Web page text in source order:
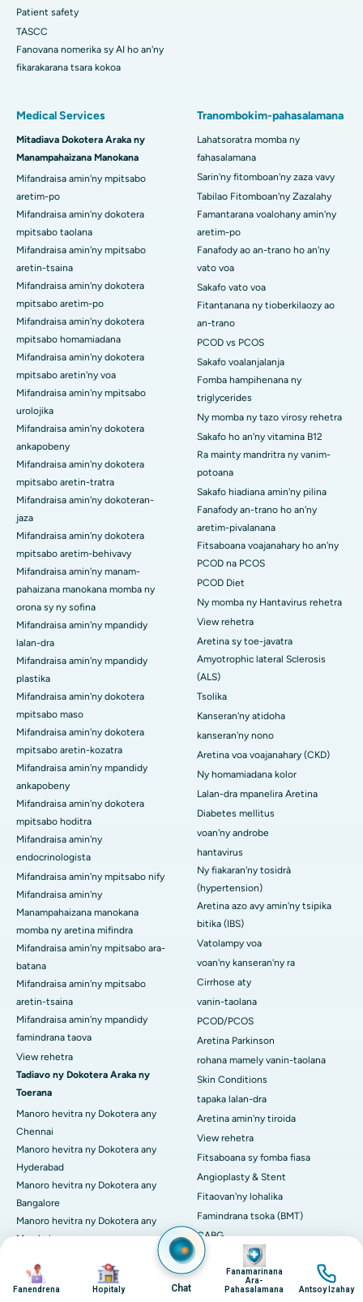
Image
Fanendrena
Image
Hopitaly Chat
Image
Fanamarinana
Ara-
Pahasalamana
Image
Antsoy Izahay
Patient safety
TASCC
Fanovana nomerika sy AI ho an'ny
fikarakarana tsara kokoa
Medical Services
Mitadiava Dokotera Araka ny
Manampahaizana Manokana
Mifandraisa amin'ny mpitsabo
aretim-po
Mifandraisa amin'ny dokotera
mpitsabo taolana
Mifandraisa amin'ny mpitsabo
aretin-tsaina
Mifandraisa amin'ny dokotera
mpitsabo aretim-po
Mifandraisa amin'ny dokotera
mpitsabo homamiadana
Mifandraisa amin'ny dokotera
mpitsabo aretin'ny voa
Mifandraisa amin'ny mpitsabo
urolojika
Mifandraisa amin'ny dokotera
ankapobeny
Mifandraisa amin'ny dokotera
mpitsabo aretin-tratra
Mifandraisa amin'ny dokoteran-
jaza
Mifandraisa amin'ny dokotera
mpitsabo aretim-behivavy
Mifandraisa amin'ny manam-
pahaizana manokana momba ny
orona sy ny sofina
Mifandraisa amin'ny mpandidy
lalan-dra
Mifandraisa amin'ny mpandidy
plastika
Mifandraisa amin'ny dokotera
mpitsabo maso
Mifandraisa amin'ny dokotera
mpitsabo aretin-kozatra
Mifandraisa amin'ny mpandidy
ankapobeny
Mifandraisa amin'ny dokotera
mpitsabo hoditra
Mifandraisa amin'ny
endocrinologista
Mifandraisa amin'ny mpitsabo nify
Mifandraisa amin'ny
Manampahaizana manokana
momba ny aretina mifindra
Mifandraisa amin'ny mpitsabo ara-
batana
Mifandraisa amin'ny mpitsabo
aretin-tsaina
Mifandraisa amin'ny mpandidy
famindrana taova
View rehetra
Tadiavo ny Dokotera Araka ny
Toerana
Manoro hevitra ny Dokotera any
Chennai
Manoro hevitra ny Dokotera any
Hyderabad
Manoro hevitra ny Dokotera any
Bangalore
Manoro hevitra ny Dokotera any
Mumbai
Kolkata
Manoro hevitra ny Dokotera any
Tranombokim-pahasalamana
Lahatsoratra momba ny
fahasalamana
Sarin'ny fitomboan'ny zaza vavy
Tabilao Fitomboan'ny Zazalahy
Famantarana voalohany amin'ny
aretim-po
Fanafody ao an-trano ho an'ny
vato voa
Sakafo vato voa
Fitantanana ny tioberkilaozy ao
an-trano
PCOD vs PCOS
Sakafo voalanjalanja
Fomba hampihenana ny
triglycerides
Ny momba ny tazo virosy rehetra
Sakafo ho an'ny vitamina B12
Ra mainty mandritra ny vanim-
potoana
Sakafo hiadiana amin'ny pilina
Fanafody an-trano ho an'ny
aretim-pivalanana
Fitsaboana voajanahary ho an'ny
PCOD na PCOS
PCOD Diet
Ny momba ny Hantavirus rehetra
View rehetra
Aretina sy toe-javatra
Amyotrophic lateral Sclerosis
(ALS)
Tsolika
Kanseran'ny atidoha
kanseran'ny nono
Aretina voa voajanahary (CKD)
Ny homamiadana kolor
Lalan-dra mpanelira Aretina
Diabetes mellitus
voan'ny androbe
hantavirus
Ny fiakaran'ny tosidrà
(hypertension)
Aretina azo avy amin'ny tsipika
bitika (IBS)
Vatolampy voa
voan'ny kanseran'ny ra
Cirrhose aty
vanin-taolana
PCOD/PCOS
Aretina Parkinson
rohana mamely vanin-taolana
Skin Conditions
tapaka lalan-dra
Aretina amin'ny tiroida
View rehetra
Fitsaboana sy fomba fiasa
Angioplasty & Stent
Fitaovan'ny lohalika
Famindrana tsoka (BMT)
CABG
CART CELL Therapy
Cholecystectomy (fanesorana ny
tatavia)